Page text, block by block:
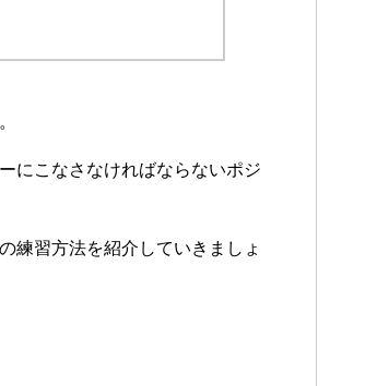
にこなさなければならないポジ
練習方法を紹介していきましょ